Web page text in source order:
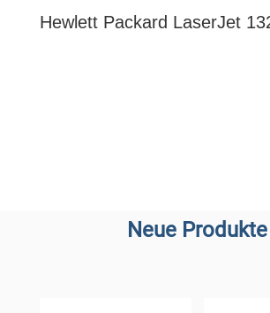
Hewlett Packard LaserJet
Neue Produkte